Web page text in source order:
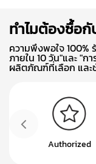
ทำไมต้องซื้อกั
ความพึงพอใจ 100%
ภายใน 10 วัน"และ "
ผลิตภัณฑ์ที่เลือก และ
Authorized